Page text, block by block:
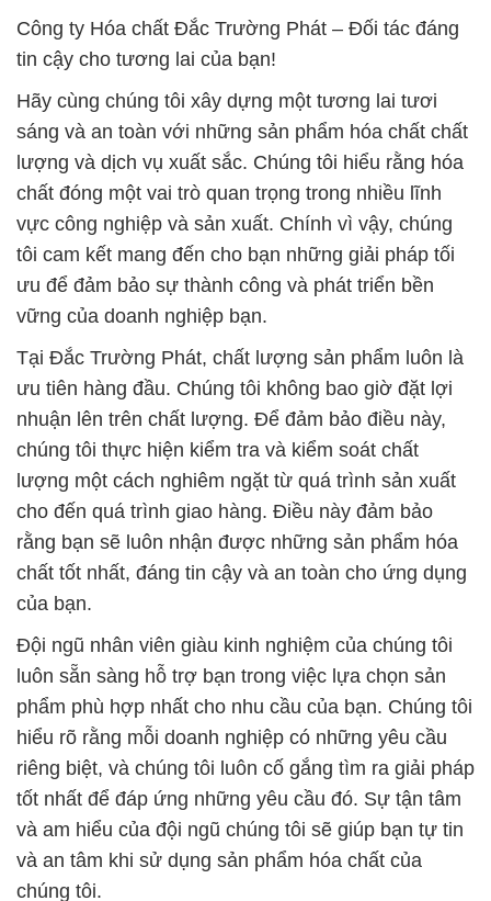
Công ty Hóa chất Đắc Trường Phát – Đối tác đáng
tin cậy cho tương lai của bạn!
Hãy cùng chúng tôi xây dựng một tương lai tươi
sáng và an toàn với những sản phẩm hóa chất chất
lượng và dịch vụ xuất sắc. Chúng tôi hiểu rằng hóa
chất đóng một vai trò quan trọng trong nhiều lĩnh
vực công nghiệp và sản xuất. Chính vì vậy, chúng
tôi cam kết mang đến cho bạn những giải pháp tối
ưu để đảm bảo sự thành công và phát triển bền
vững của doanh nghiệp bạn.
Tại Đắc Trường Phát, chất lượng sản phẩm luôn là
ưu tiên hàng đầu. Chúng tôi không bao giờ đặt lợi
nhuận lên trên chất lượng. Để đảm bảo điều này,
chúng tôi thực hiện kiểm tra và kiểm soát chất
lượng một cách nghiêm ngặt từ quá trình sản xuất
cho đến quá trình giao hàng. Điều này đảm bảo
rằng bạn sẽ luôn nhận được những sản phẩm hóa
chất tốt nhất, đáng tin cậy và an toàn cho ứng dụng
của bạn.
Đội ngũ nhân viên giàu kinh nghiệm của chúng tôi
luôn sẵn sàng hỗ trợ bạn trong việc lựa chọn sản
phẩm phù hợp nhất cho nhu cầu của bạn. Chúng tôi
hiểu rõ rằng mỗi doanh nghiệp có những yêu cầu
riêng biệt, và chúng tôi luôn cố gắng tìm ra giải pháp
tốt nhất để đáp ứng những yêu cầu đó. Sự tận tâm
và am hiểu của đội ngũ chúng tôi sẽ giúp bạn tự tin
và an tâm khi sử dụng sản phẩm hóa chất của
chúng tôi.